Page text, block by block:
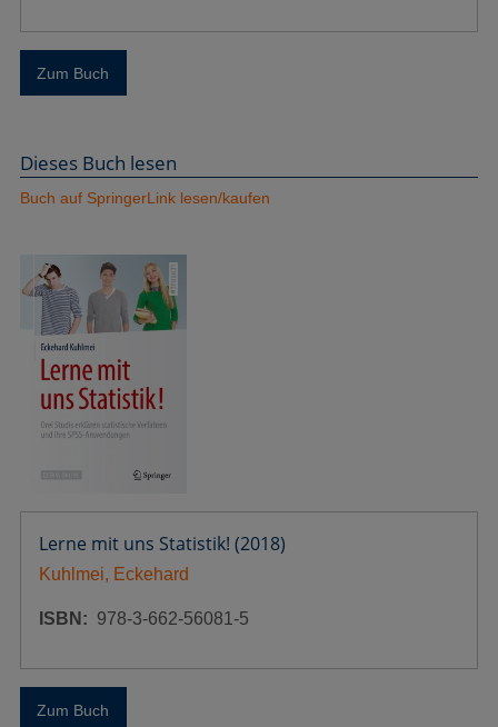
Zum Buch
Dieses Buch lesen
Buch auf SpringerLink lesen/kaufen
Lerne mit uns Statistik! (2018)
Kuhlmei, Eckehard
ISBN 978-3-662-56081-5
Zum Buch